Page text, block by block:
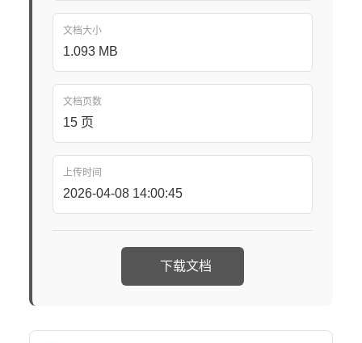
文档大小
1.093 MB
文档页数
15 页
上传时间
2026-04-08 14:00:45
下载文档